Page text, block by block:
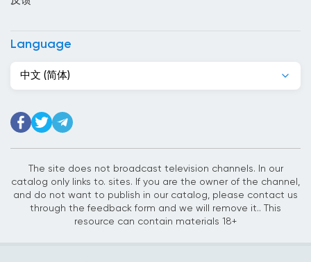
吉布提
哥伦比亚
哥斯达黎加
Language
中文 (简体)
The site does not broadcast television channels. In our
catalog only links to. sites. If you are the owner of the channel,
and do not want to publish in our catalog, please contact us
through the feedback form and we will remove it.. This
resource can contain materials 18+